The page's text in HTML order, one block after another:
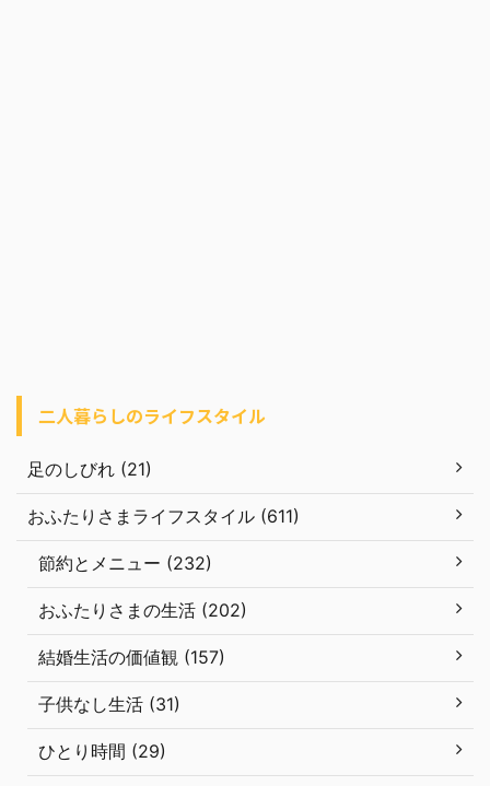
二人暮らしのライフスタイル
足のしびれ (21)
おふたりさまライフスタイル (611)
節約とメニュー (232)
おふたりさまの生活 (202)
結婚生活の価値観 (157)
子供なし生活 (31)
ひとり時間 (29)